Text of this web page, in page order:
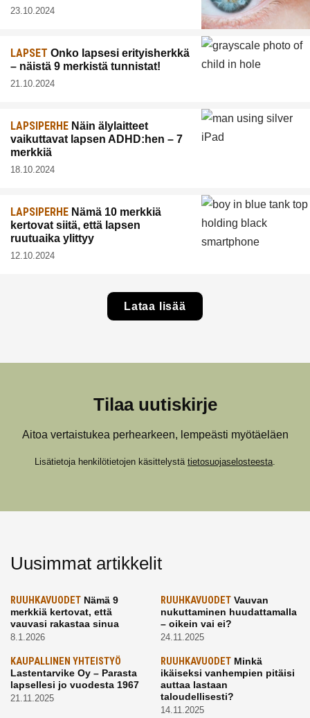
23.10.2024
LAPSET Onko lapsesi erityisherkkä
– näistä 9 merkistä tunnistat!
21.10.2024
LAPSIPERHE Näin älylaitteet
vaikuttavat lapsen ADHD:hen – 7
merkkiä
18.10.2024
LAPSIPERHE Nämä 10 merkkiä
kertovat siitä, että lapsen
ruutuaika ylittyy
12.10.2024
Lataa lisää
Tilaa uutiskirje
Aitoa vertaistukea perhearkeen, lempeästi myötäeläen
Lisätietoja henkilötietojen käsittelystä tietosuojaselosteesta.
Uusimmat artikkelit
RUUHKAVUODET Nämä 9
merkkiä kertovat, että
vauvasi rakastaa sinua
8.1.2026
RUUHKAVUODETVauvan
nukuttaminen huudattamalla
– oikein vai ei?
24.11.2025
KAUPALLINEN YHTEISTYÖ
Lastentarvike Oy – Parasta
lapsellesi jo vuodesta 1967
21.11.2025
RUUHKAVUODETMinkä
ikäiseksi vanhempien pitäisi
auttaa lastaan
taloudellisesti?
14.11.2025